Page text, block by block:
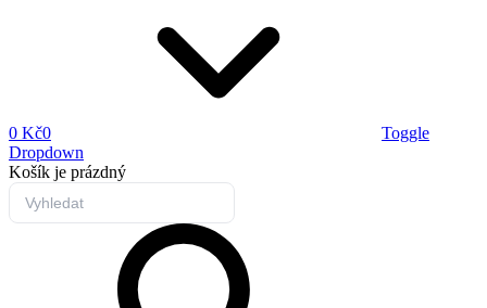
0 Kč0
Toggle
Dropdown
Košík je prázdný